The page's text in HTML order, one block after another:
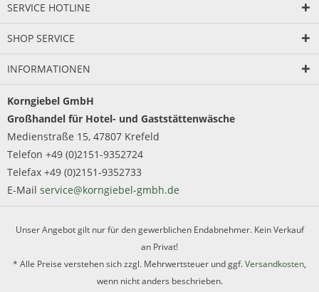
SERVICE HOTLINE
SHOP SERVICE
INFORMATIONEN
Korngiebel GmbH
Großhandel für Hotel- und Gaststättenwäsche
Medienstraße 15, 47807 Krefeld
Telefon +49 (0)2151-9352724
Telefax +49 (0)2151-9352733
E-Mail service@korngiebel-gmbh.de
Unser Angebot gilt nur für den gewerblichen Endabnehmer. Kein Verkauf
an Privat!
* Alle Preise verstehen sich zzgl. Mehrwertsteuer und ggf.Versandkosten,
wenn nicht anders beschrieben.